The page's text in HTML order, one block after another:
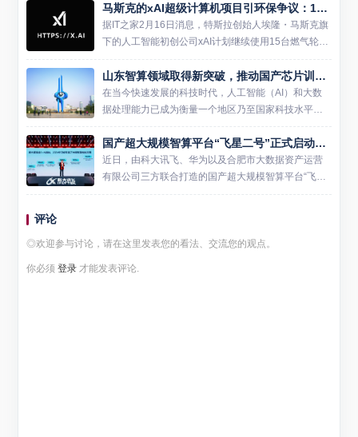
量子计算领域的深度探索，也为全球量子计算技术的
发展树立...
马斯克的xAI超级计算机项目引环保争议：15台燃气轮机被指排放超标
据IT之家2月16日消息，特斯拉创始人埃隆・马斯克旗
下的人工智能初创公司xAI计划继续使用15台燃气轮机
为其位于美国田纳西州孟菲斯的“科洛斯（Colossu
s）”超级计算机提供动力。据The Commer...
山东智算领域取得新突破，推动国产芯片训练效率提升
在当今快速发展的科技时代，人工智能（AI）和大数
据处理能力已成为衡量一个地区乃至国家科技水平的
重要指标。2025年2月16日，山东移动携手产业合作
伙伴，在智算领域取得了重要进展，发布了两项关键
性成果——智...
国产超大规模智算平台“飞星二号”正式启动：推动智能计算新时代
近日，由科大讯飞、华为以及合肥市大数据资产运营
有限公司三方联合打造的国产超大规模智算平台“飞星
二号”正式宣布启动。这是继去年10月24日首个国产万
评论
◎欢迎参与讨论，请在这里发表您的看法、交流您的观点。
你必须登录 才能发表评论.